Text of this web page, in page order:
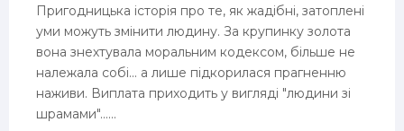
Пригодницька історія про те, як жадібні, затоплені
уми можуть змінити людину. За крупинку золота
вона знехтувала моральним кодексом, більше не
належала собі... а лише підкорилася прагненню
наживи. Виплата приходить у вигляді "людини зі
шрамами"......